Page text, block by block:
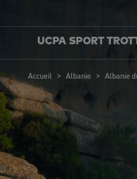
UCPA SPORT
Accueil > Albanie > Albanie